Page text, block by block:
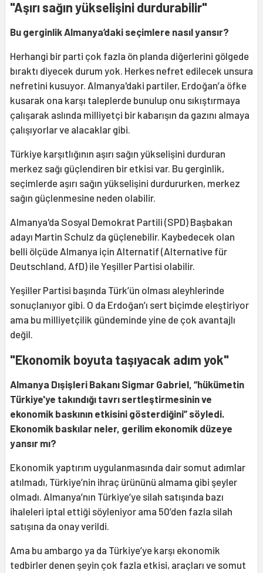
"Aşırı sağın yükselişini durdurabilir"
Bu gerginlik Almanya’daki seçimlere nasıl yansır?
Herhangi bir parti çok fazla ön planda diğerlerini gölgede
bıraktı diyecek durum yok. Herkes nefret edilecek unsura
nefretini kusuyor. Almanya'daki partiler, Erdoğan’a öfke
kusarak ona karşı taleplerde bunulup onu sıkıştırmaya
çalışarak aslında milliyetçi bir kabarışın da gazını almaya
çalışıyorlar ve alacaklar gibi.
Türkiye karşıtlığının aşırı sağın yükselişini durduran
merkez sağı güçlendiren bir etkisi var. Bu gerginlik,
seçimlerde aşırı sağın yükselişini durdururken, merkez
sağın güçlenmesine neden olabilir.
Almanya'da Sosyal Demokrat Partili (SPD) Başbakan
adayı Martin Schulz da güçlenebilir. Kaybedecek olan
belli ölçüde Almanya için Alternatif (Alternative für
Deutschland, AfD) ile Yeşiller Partisi olabilir.
Yeşiller Partisi başında Türk’ün olması aleyhlerinde
sonuçlanıyor gibi. O da Erdoğan’ı sert biçimde eleştiriyor
ama bu milliyetçilik gündeminde yine de çok avantajlı
değil.
"Ekonomik boyuta taşıyacak adım yok"
Almanya Dışişleri Bakanı Sigmar Gabriel, “hükümetin
Türkiye'ye takındığı tavrı sertleştirmesinin ve
ekonomik baskının etkisini gösterdiğini” söyledi.
Ekonomik baskılar neler, gerilim ekonomik düzeye
yansır mı?
Ekonomik yaptırım uygulanmasında dair somut adımlar
atılmadı, Türkiye’nin ihraç ürününü almama gibi şeyler
olmadı. Almanya’nın Türkiye’ye silah satışında bazı
ihaleleri iptal ettiği söyleniyor ama 50’den fazla silah
satışına da onay verildi.
Ama bu ambargo ya da Türkiye’ye karşı ekonomik
tedbirler denen şeyin çok fazla etkisi, araçları ve somut